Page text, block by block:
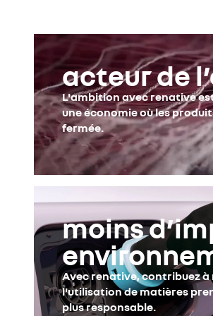
acteur de
L'ambition avec renative
une économie où les
fermée.
moins
Avec renative, contribuez à
l'utilisation de matières
plus responsable.